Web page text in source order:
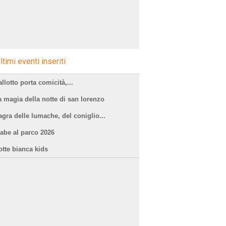
eventi inseriti
porta comicità,...
magia della notte di san lorenzo
delle lumache, del coniglio...
al parco 2026
bianca kids